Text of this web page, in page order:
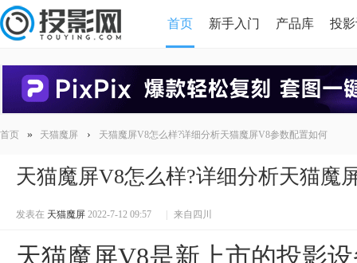
首页 新手入门 产品库 投
首页 » 天猫魔屏 › 天猫魔屏V8怎么样?详细分析天猫魔屏V8参数配置如何
天猫魔屏V8怎么样?详细分析天猫魔
发表在 天猫魔屏 2022-7-12 09:57 来自四川
天猫魔屏V8是新上市的投影